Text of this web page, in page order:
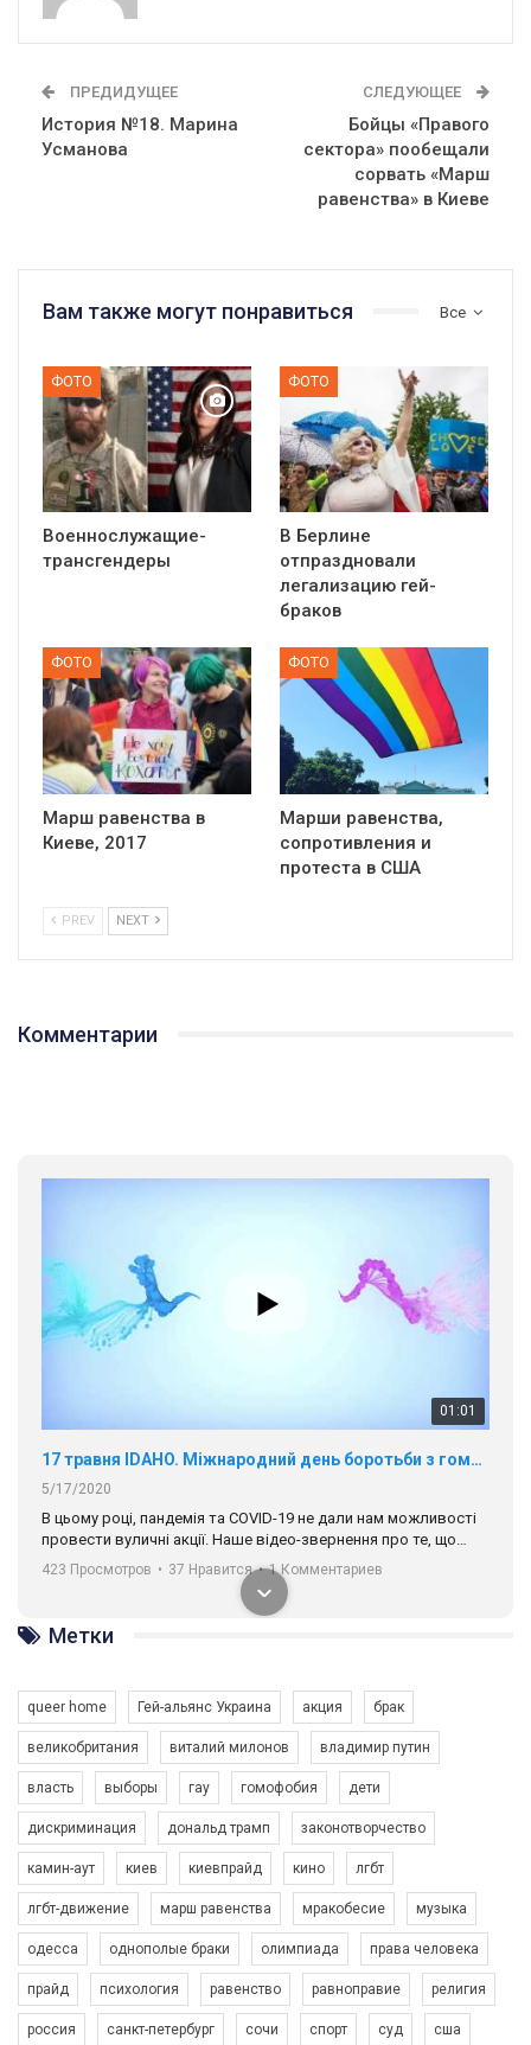
ПРЕДИДУЩЕЕ
История №18. Марина
Усманова
СЛЕДУЮЩЕЕ
Бойцы «Правого
сектора» пообещали
сорвать «Марш
равенства» в Киеве
Все
Вам также могут понравиться
ФОТО
Военнослужащие-
трансгендеры
ФОТО
В Берлине
отпраздновали
легализацию гей-
браков
ФОТО
Марш равенства в
Киеве, 2017
ФОТО
Марши равенства,
сопротивления и
протеста в США
PREV NEXT
Комментарии
01:01
17 травня IDAHO. Міжнародний день боротьби з гомофобією трансфобією і біфобія.
5/17/2020
В цьому році, пандемія та COVІD-19 не дали нам можливості
провести вуличні акції. Наше відео-звернення про те, що
навіть коли ми у різних містах та не можемо зустрінеться, ми
разом. Ми закликаємо всіх хто поділяє цінності рівності та
солідарності, приєднатися до нас. Регіональні підрозділи
ГАУ є в 16 областях України.
Разом наш голос лунає гучніше!
423 Просмотров • 37 Нравится • 1 Комментариев
Зупинимо насильство проти ЛГБТ в Україні! Stop violence against LGBT in Ukraine!
6/30/2017
Емоційний та вражаючий промо-ролік на конкурс PACT, який
представляє програму "Гей-альянс Україна" з протидії
насильству проти ЛГБТ в Україні.
1.9K Просмотров • 226 Нравится • 5 Комментариев
Метки
queer home Гей-альянс Украина акция брак
великобритания виталий милонов владимир путин
власть выборы гау гомофобия дети
дискриминация дональд трамп законотворчество
камин-аут киев киевпрайд кино лгбт
лгбт-движение марш равенства мракобесие музыка
одесса однополые браки олимпиада права человека
прайд психология равенство равноправие религия
россия санкт-петербург сочи спорт суд сша